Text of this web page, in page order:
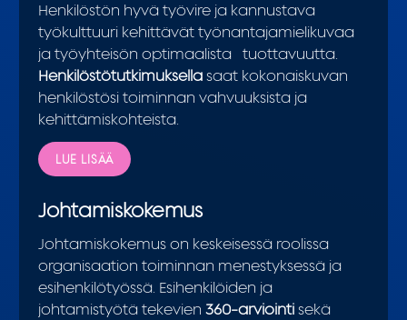
Henkilöstön hyvä työvire ja kannustava
työkulttuuri kehittävät työnantajamielikuvaa
ja työyhteisön optimaalista tuottavuutta.
Henkilöstötutkimuksellasaat kokonaiskuvan
henkilöstösi toiminnan vahvuuksista ja
kehittämiskohteista.
LUE LISÄÄ
Johtamiskokemus
Johtamiskokemus on keskeisessä roolissa
organisaation toiminnan menestyksessä ja
esihenkilötyössä. Esihenkilöiden ja
johtamistyötä tekevien 360-arviointisekä